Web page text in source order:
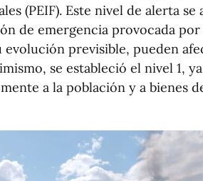
(PEIF). Este nivel de alerta se
de emergencia provocada
evolución previsible, pueden
se estableció el nivel 1,
a la población y a bienes